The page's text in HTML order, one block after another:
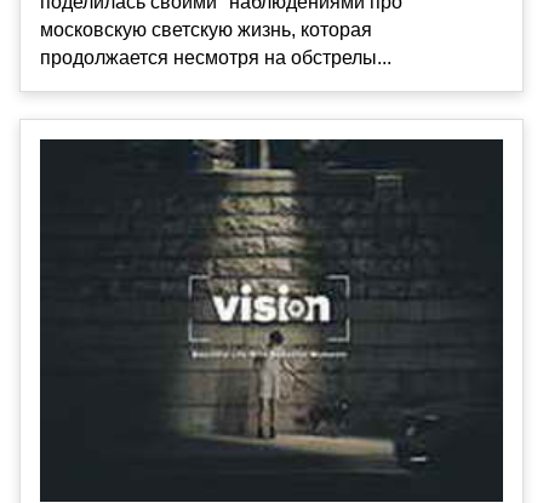
московскую светскую жизнь, которая
продолжается несмотря на обстрелы...